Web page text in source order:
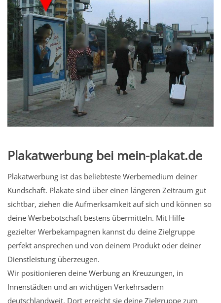
Plakatwerbung bei mein-plakat.de
Plakatwerbung ist das beliebteste Werbemedium deiner
Kundschaft. Plakate sind über einen längeren Zeitraum gut
sichtbar, ziehen die Aufmerksamkeit auf sich und können so
deine Werbebotschaft bestens übermitteln. Mit Hilfe
gezielter Werbekampagnen kannst du deine Zielgruppe
perfekt ansprechen und von deinem Produkt oder deiner
Dienstleistung überzeugen.
Wir positionieren deine Werbung an Kreuzungen, in
Innenstädten und an wichtigen Verkehrsadern
deutschlandweit. Dort erreicht sie deine Zielgruppe zum